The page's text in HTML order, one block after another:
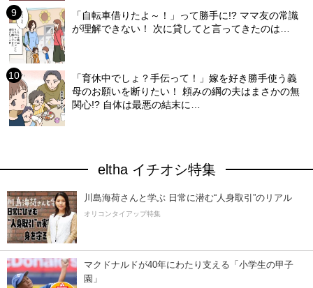
「自転車借りたよ～！」って勝手に!? ママ友の常識
が理解できない！ 次に貸してと言ってきたのは…
「育休中でしょ？手伝って！」嫁を好き勝手使う義
母のお願いを断りたい！ 頼みの綱の夫はまさかの無
関心!? 自体は最悪の結末に…
eltha イチオシ特集
川島海荷さんと学ぶ 日常に潜む“人身取引”のリアル
オリコンタイアップ特集
マクドナルドが40年にわたり支える「小学生の甲子
園」